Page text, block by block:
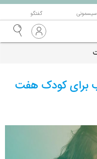
سیسمونی گفتگو
برای کودک هفت